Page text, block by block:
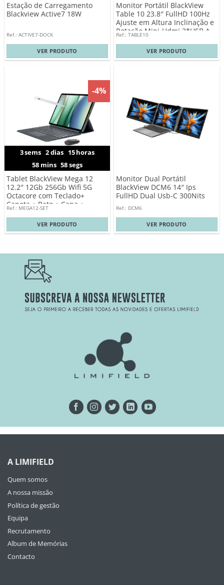
Estação de Carregamento
Blackview Active7 18W
Ref.: ACTIVE7-DOCK
VER PRODUTO
Monitor Portátil BlackView
Table 10 23.8″ FullHD 100Hz
Ajuste em Altura Inclinação e
Rotação Mini-Hdmi 2*USB A
2*Usb-C
Ref.: TABLE10
VER PRODUTO
-4%
3sems 2dias 15horas
58 mins 57segs
Tablet BlackView Mega 12
12.2″ 12Gb 256Gb Wifi 5G
Octacore com Teclado+
Caneta + Rato + Capa +
Película Protetora
Ref.: MEGA12-SET
VER PRODUTO
Monitor Dual Portátil
BlackView DCM6 14″ Ips
FullHD Dual Usb-C 300Nits
Ref.: DCM6
VER PRODUTO
A LIMIFIELD
Quem somos
A nossa missão
Política de gestão
Equipa
Recrutamento
Album de Memórias
Contacto